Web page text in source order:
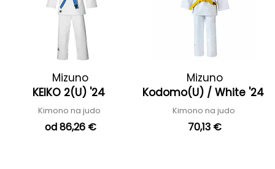
Mizuno
KEIKO 2(U) '24
Kimono na judo
od 86,26 €
Mizuno
Kodomo(U) / White '24
Kimono na judo
70,13 €